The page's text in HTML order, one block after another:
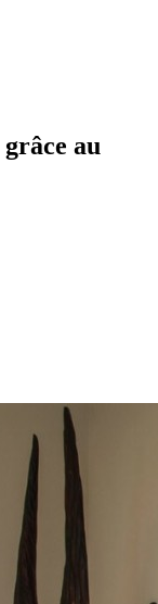
au